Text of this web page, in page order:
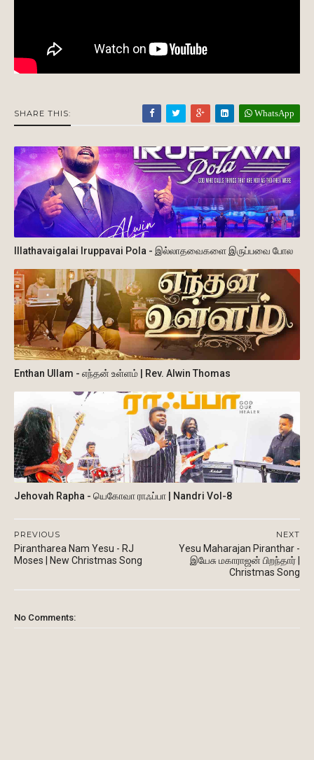
SHARE THIS: WhatsApp
Illathavaigalai Iruppavai Pola - இல்லாதவைகளை இருப்பவை போல
Enthan Ullam - எந்தன் உள்ளம் | Rev. Alwin Thomas
Jehovah Rapha - யெகோவா ராஃப்பா | Nandri Vol-8
NEXT
Yesu Maharajan Piranthar -
இயேசு மகாராஜன் பிறந்தார் |
Christmas Song
PREVIOUS
Pirantharea Nam Yesu - RJ
Moses | New Christmas Song
No Comments: